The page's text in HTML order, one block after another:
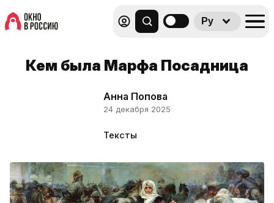
Ру
Кем была Марфа Посадница
Анна Попова
24 декабря 2025
Тексты